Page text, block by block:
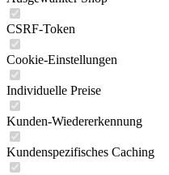
CSRF-Token
Cookie-Einstellungen
Individuelle Preise
Kunden-Wiedererkennung
Kundenspezifisches Caching